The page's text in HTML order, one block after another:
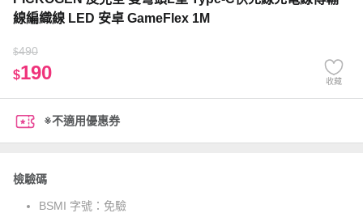
線編織線 LED 安卓 GameFlex 1M
$490
$190 收藏
※不適用優惠券
檢驗碼
BSMI 字號： 免驗